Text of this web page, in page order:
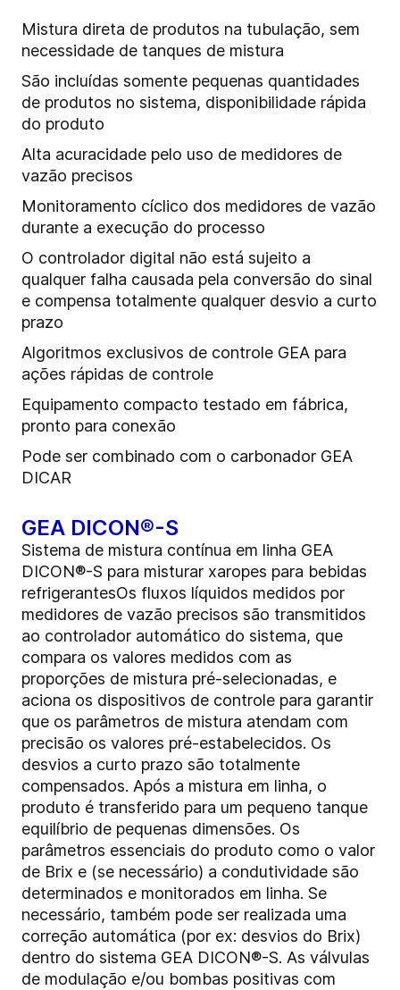
Mistura direta de produtos na tubulação, sem
necessidade de tanques de mistura
São incluídas somente pequenas quantidades
de produtos no sistema, disponibilidade rápida
do produto
Alta acuracidade pelo uso de medidores de
vazão precisos
Monitoramento cíclico dos medidores de vazão
durante a execução do processo
O controlador digital não está sujeito a
qualquer falha causada pela conversão do sinal
e compensa totalmente qualquer desvio a curto
prazo
Algoritmos exclusivos de controle GEA para
ações rápidas de controle
Equipamento compacto testado em fábrica,
pronto para conexão
Pode ser combinado com o carbonador GEA
DICAR
GEA DICON®-S
Sistema de mistura contínua em linha GEA
DICON®-S para misturar xaropes para bebidas
refrigerantesOs fluxos líquidos medidos por
medidores de vazão precisos são transmitidos
ao controlador automático do sistema, que
compara os valores medidos com as
proporções de mistura pré-selecionadas, e
aciona os dispositivos de controle para garantir
que os parâmetros de mistura atendam com
precisão os valores pré-estabelecidos. Os
desvios a curto prazo são totalmente
compensados. Após a mistura em linha, o
produto é transferido para um pequeno tanque
equilíbrio de pequenas dimensões. Os
parâmetros essenciais do produto como o valor
de Brix e (se necessário) a condutividade são
determinados e monitorados em linha. Se
necessário, também pode ser realizada uma
correção automática (por ex: desvios do Brix)
dentro do sistema GEA DICON®-S. As válvulas
de modulação e/ou bombas positivas com